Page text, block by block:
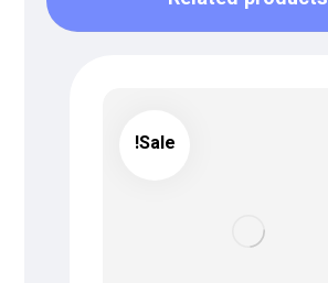
Sale!